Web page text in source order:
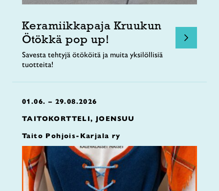
Keramiikkapaja Kruukun
Ötökkä pop up!
Savesta tehtyjä ötököitä ja muita yksilöllisiä
tuotteita!
01.06. – 29.08.2026
TAITOKORTTELI, JOENSUU
Taito Pohjois-Karjala ry